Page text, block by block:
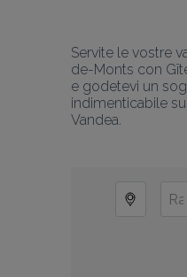
Servite le vostre
de-Monts con
e godetevi un
indimenticabile
Vandea.